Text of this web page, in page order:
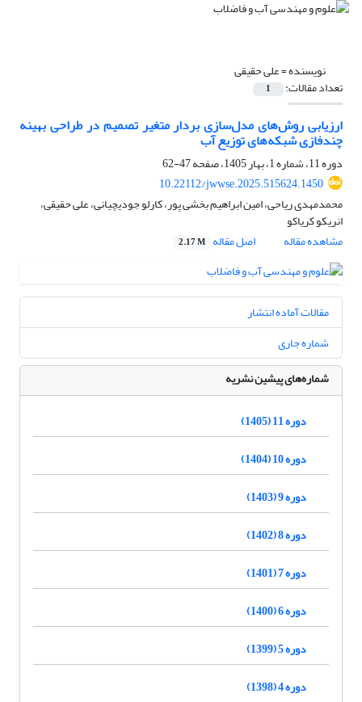
نویسنده =علی حقیقی
تعداد مقالات: 1
ارزیابی روش‌های مدل‌سازی بردار متغیر تصمیمدر طراحی بهینه
چندفازیشبکه‌های توزیع آب
دوره 11، شماره 1، بهار 1405، صفحه
47-62
10.22112/jwwse.2025.515624.1450
محمدمهدی ریاحی، امین ابراهیم بخشی پور، کارلو جودیچیانی، علی حقیقی،
انریکو کریاکو
مشاهده مقاله
اصل مقاله 2.17 M
مقالات آماده انتشار
شماره جاری
شماره‌های پیشین نشریه
دوره 11 (1405)
دوره 10 (1404)
دوره 9 (1403)
دوره 8 (1402)
دوره 7 (1401)
دوره 6 (1400)
دوره 5 (1399)
دوره 4 (1398)